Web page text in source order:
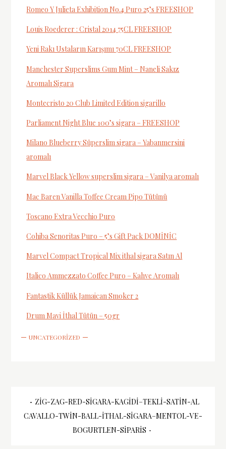
Romeo Y Julieta Exhibition No.4 Puro 25’s FREESHOP
Louis Roederer : Cristal 2014 75CL FREESHOP
Yeni Rakı Ustaların Karışımı 70CL FREESHOP
Manchester Superslims Gum Mint – Naneli Sakız
Aromalı Sigara
Montecristo 20 Club Limited Edition sigarillo
Parliament Night Blue 100’s sigara – FREESHOP
Milano Blueberry Süperslim sigara – Yabanmersini
aromalı
Marvel Black Yellow superslim sigara – Vanilya aromalı
Mac Baren Vanilla Toffee Cream Pipo Tütünü
Toscano Extra Vecchio Puro
Cohiba Senoritas Puro – 5’s Gift Pack DOMİNİC
Marvel Compact Tropical Mix ithal sigara Satın Al
Italico Ammezzato Coffee Puro – Kahve Aromalı
Fantastik Küllük Jamaican Smoker 2
Drum Mavi İthal Tütün – 50gr
UNCATEGORIZED
Yazı
gezinmesi
ZIG-ZAG-RED-SIGARA-KAGIDI–TEKLI-SATIN-AL
CAVALLO-TWIN-BALL-ITHAL-SIGARA–MENTOL-VE-
BOGURTLEN-SIPARIS